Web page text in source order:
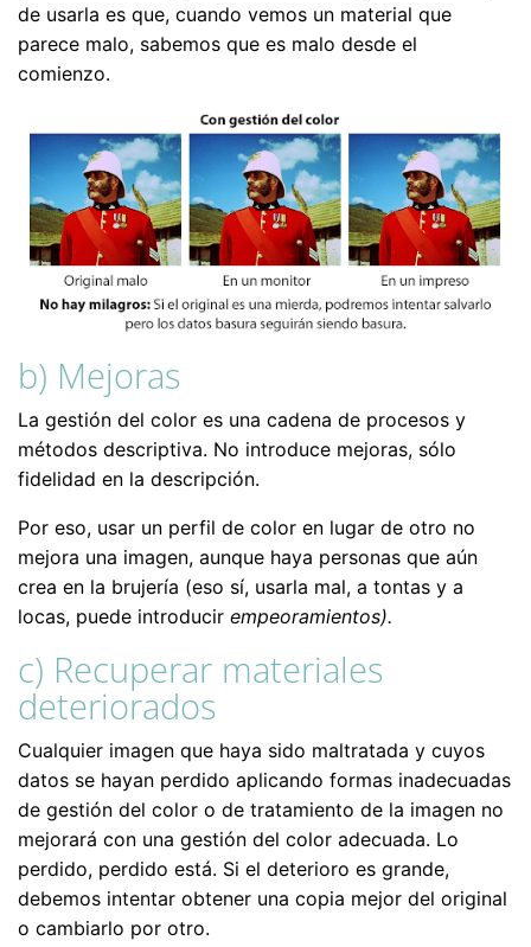
de usarla es que, cuando vemos un material que
parece malo, sabemos que es malo desde el
comienzo.
b) Mejoras
La gestión del color es una cadena de procesos y
métodos descriptiva. No introduce mejoras, sólo
fidelidad en la descripción.
Por eso, usar un perfil de color en lugar de otro no
mejora una imagen, aunque haya personas que aún
crea en la brujería (eso sí, usarla mal, a tontas y a
locas, puede introducir empeoramientos).
c) Recuperar materiales
deteriorados
Cualquier imagen que haya sido maltratada y cuyos
datos se hayan perdido aplicando formas inadecuadas
de gestión del color o de tratamiento de la imagen no
mejorará con una gestión del color adecuada. Lo
perdido, perdido está. Si el deterioro es grande,
debemos intentar obtener una copia mejor del original
o cambiarlo por otro.